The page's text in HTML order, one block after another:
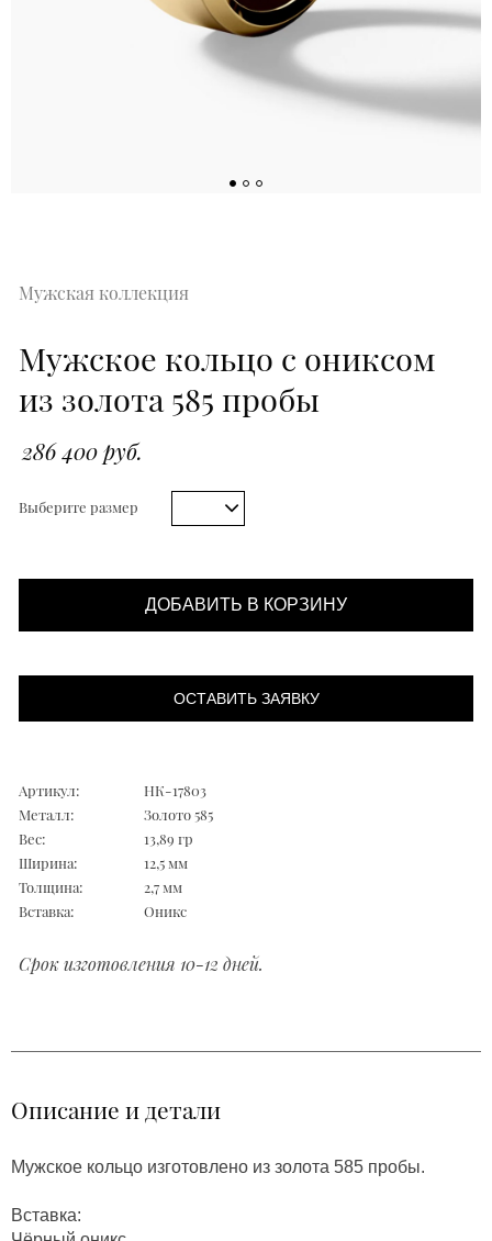
Мужская коллекция
Мужское кольцо с ониксом
из золота 585 пробы
286 400 руб.
Выберите размер
ДОБАВИТЬ В КОРЗИНУ
ОСТАВИТЬ ЗАЯВКУ
Артикул:
НК-17803
Металл:
Золото 585
Вес:
13,89 гр
Ширина:
12,5 мм
Толщина:
2,7 мм
Вставка:
Оникс
Срок изготовления 10-12 дней.
Описание и детали
Мужское кольцо изготовлено из золота 585 пробы.
Вставка: